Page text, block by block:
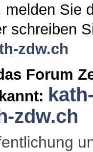
melden Sie
schreiben
zdw.ch
Forum
zdw.ch